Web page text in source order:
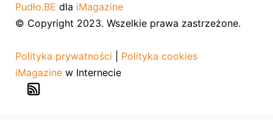
Pudło.BE dla iMagazine
© Copyright 2023. Wszelkie prawa zastrzeżone.
Polityka prywatności
Polityka cookies
iMagazine w Internecie